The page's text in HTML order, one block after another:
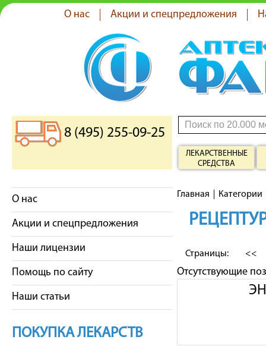
О нас Акции и спецпредложения
8 (495) 255-09-25
ЛЕКАРСТВЕННЫЕ
СРЕДСТВА
О нас
Акции и спецпредложения
Наши лицензии
Помощь по сайту
Наши статьи
ПОКУПКА ЛЕКАРСТВ
Главная Категории
Страницы: <<
Отсутствующие